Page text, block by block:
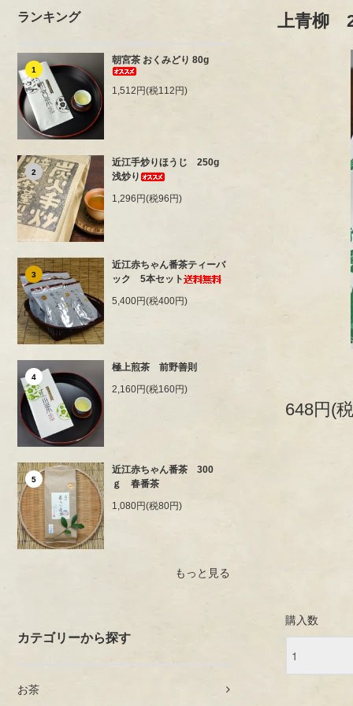
ランキング
1
朝宮茶 おくみどり 80g
1,512円(税112円)
2
近江手炒りほうじ 250g
浅炒り
1,296円(税96円)
3
近江赤ちゃん番茶ティーバ
ック 5本セット
5,400円(税400円)
4
極上煎茶 前野善則
2,160円(税160円)
5
近江赤ちゃん番茶 300
ｇ 春番茶
1,080円(税80円)
もっと見る
カテゴリーから探す
お茶
上青柳
648円(
購入数